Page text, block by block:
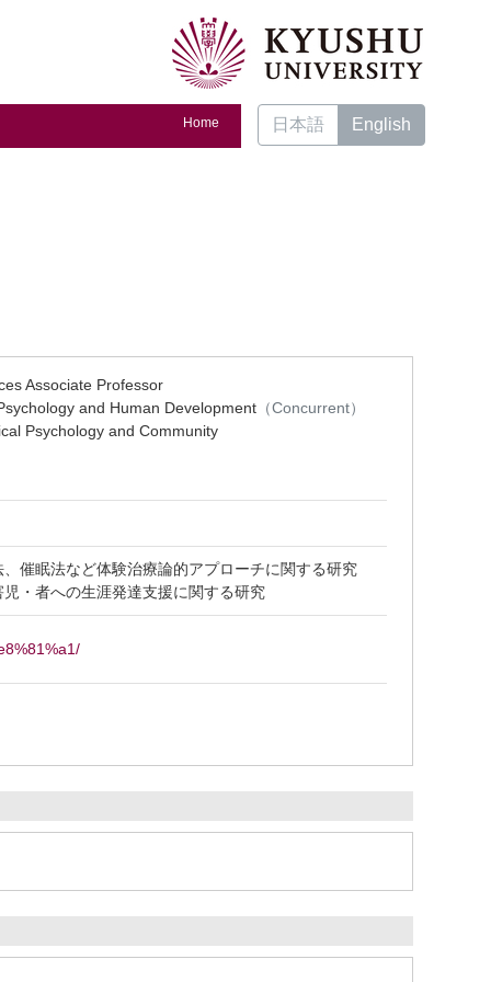
Home 日本語 English
Associate Professor
and Human Development （Concurrent）
Psychology and Community
催眠法など体験治療論的アプローチに関する研究
・者への生涯発達支援に関する研究